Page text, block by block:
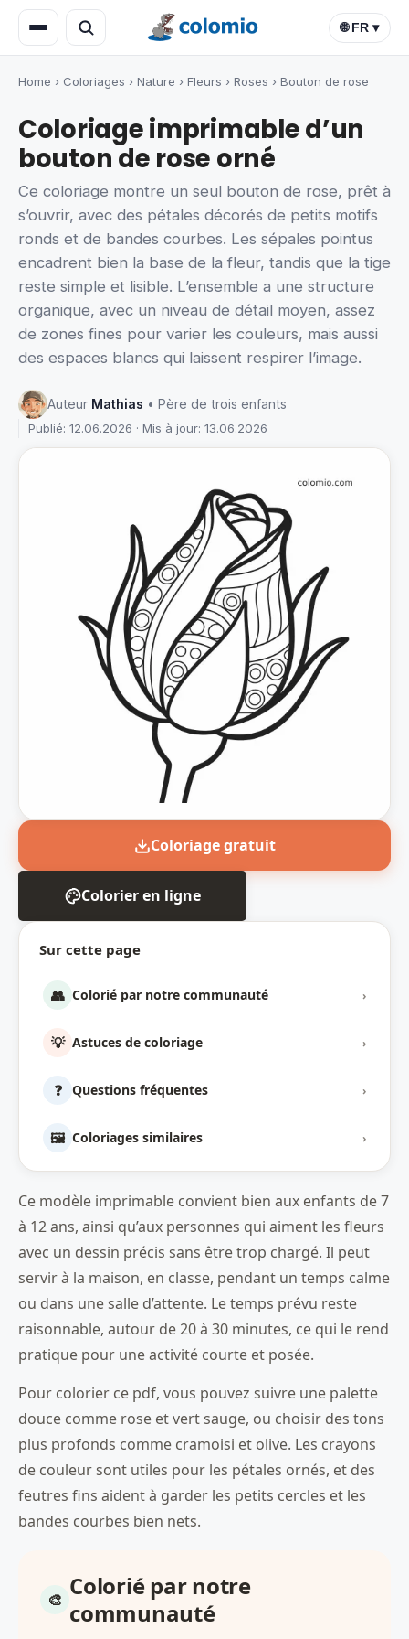
🌐 FR ▾
Home › Coloriages › Nature › Fleurs › Roses › Bouton de rose
Coloriage imprimable d’un
bouton de rose orné
Ce coloriage montre un seul bouton de rose, prêt à
s’ouvrir, avec des pétales décorés de petits motifs
ronds et de bandes courbes. Les sépales pointus
encadrent bien la base de la fleur, tandis que la tige
reste simple et lisible. L’ensemble a une structure
organique, avec un niveau de détail moyen, assez
de zones fines pour varier les couleurs, mais aussi
des espaces blancs qui laissent respirer l’image.
Auteur Mathias • Père de trois enfants
Publié: 12.06.2026 · Mis à jour: 13.06.2026
Sur cette page
👥 Colorié par notre communauté ›
💡 Astuces de coloriage ›
❓ Questions fréquentes ›
🖼️ Coloriages similaires ›
Coloriage gratuit
Colorier en ligne
Ce modèle imprimable convient bien aux enfants de 7
à 12 ans, ainsi qu’aux personnes qui aiment les fleurs
avec un dessin précis sans être trop chargé. Il peut
servir à la maison, en classe, pendant un temps calme
ou dans une salle d’attente. Le temps prévu reste
raisonnable, autour de 20 à 30 minutes, ce qui le rend
pratique pour une activité courte et posée.
Pour colorier ce pdf, vous pouvez suivre une palette
douce comme rose et vert sauge, ou choisir des tons
plus profonds comme cramoisi et olive. Les crayons
de couleur sont utiles pour les pétales ornés, et des
feutres fins aident à garder les petits cercles et les
bandes courbes bien nets.
Colorié par notre
communauté